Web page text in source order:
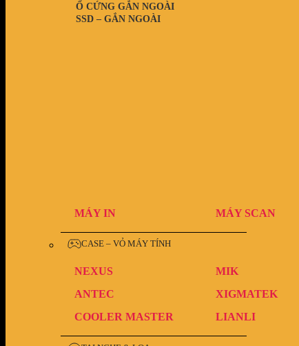
SSD – GẮN NGOÀI
Ổ CỨNG GẮN NGOÀI
MÁY IN MÁY SCAN
CASE – VỎ MÁY TÍNH
NEXUS MIK
ANTEC
XIGMATEK
COOLER MASTER
LIANLI